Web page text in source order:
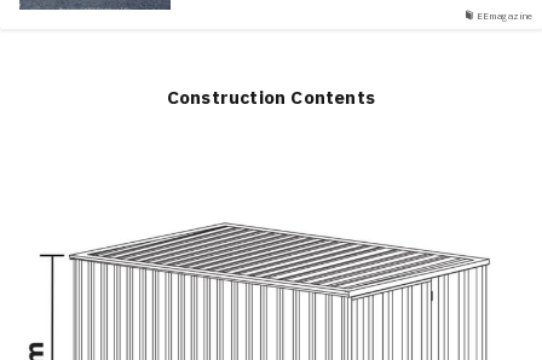
EEmagazine
Construction Contents